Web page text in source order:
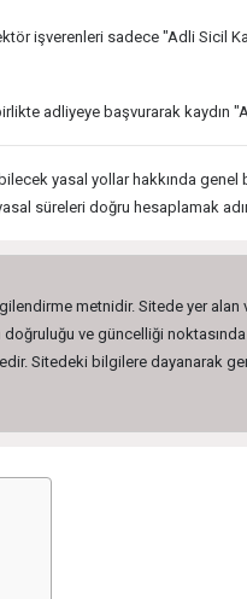
işverenleri sadece "Adli Sicil
adliyeye başvurarak kaydın
yasal yollar hakkında
süreleri doğru hesaplamak
metnidir. Sitede yer
ve güncelliği
Sitedeki bilgilere dayanarak